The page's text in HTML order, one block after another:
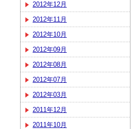
2012年12月
2012年11月
2012年10月
2012年09月
2012年08月
2012年07月
2012年03月
2011年12月
2011年10月